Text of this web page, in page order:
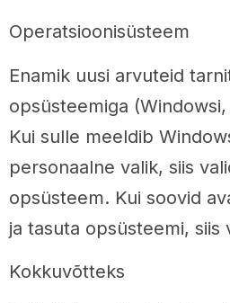
Operatsioonisüsteem
Enamik uusi arvuteid
opsüsteemiga
Kui sulle meeldib
personaalne valik, siis
opsüsteem. Kui soovid
ja tasuta opsüsteemi, siis
Kokkuvõtteks